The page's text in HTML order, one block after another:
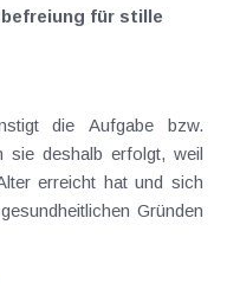
für stille
erreicht hat und sich
Gründen